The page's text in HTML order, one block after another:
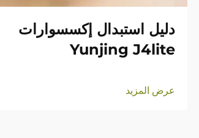
دليل استبدال إكسسوارات
Yunjing J4lite
عرض المزيد